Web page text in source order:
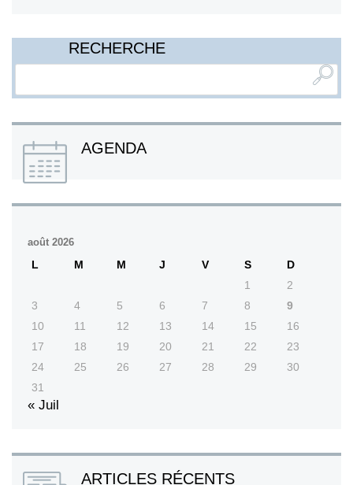
RECHERCHE
AGENDA
août 2026
L M M J V S
D
1
2
3
4 5 6 7 8
9
10
11 12 13 14 15
16
17
18 19 20 21 22
23
24
25 26 27 28 29
30
31
« Juil
ARTICLES RÉCENTS